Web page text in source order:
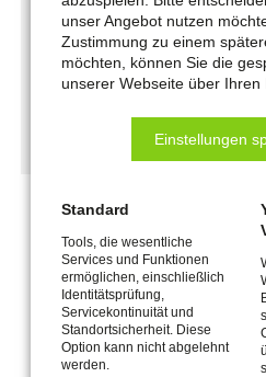
Arbeiten im
MEHR ERFAHREN
unser Angebot nutzen
Zustimmung zu einem
möchten, können Sie die
unserer Webseite über Ihren
Einstellungen
Standard
Tools, die wesentliche
Services und Funktionen
ermöglichen, einschließlich
Identitätsprüfung,
Servicekontinuität und
Standortsicherheit. Diese
Option kann nicht abgelehnt
werden.